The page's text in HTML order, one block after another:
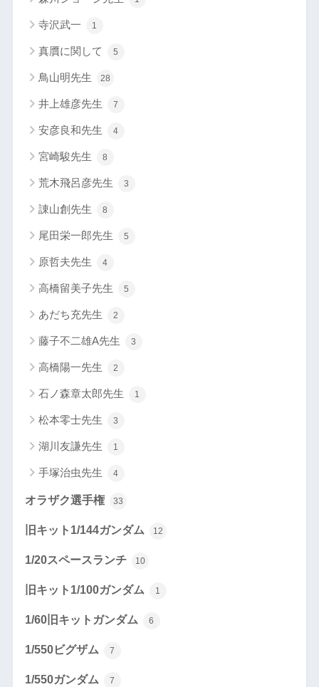
寺沢武一 1
真贋に関して 5
鳥山明先生 28
井上雄彦先生 7
安彦良和先生 4
宮崎駿先生 8
荒木飛呂彦先生 3
諌山創先生 8
尾田栄一郎先生 5
原哲夫先生 4
高橋留美子先生 5
あだち充先生 2
藤子不二雄A先生 3
高橋陽一先生 2
石ノ森章太郎先生 1
松本零士先生 3
湖川友謙先生 1
手塚治虫先生 4
オラザク選手権 33
旧キット1/144ガンダム 12
1/20スペースランチ 10
旧キット1/100ガンダム 1
1/60旧キットガンダム 6
1/550ビグザム 7
1/550ガンダム 7